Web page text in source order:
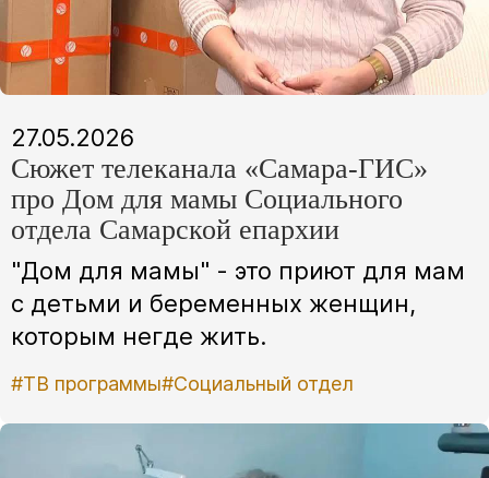
27.05.2026
Сюжет телеканала «Самара-ГИС»
про Дом для мамы Социального
отдела Самарской епархии
"Дом для мамы" - это приют для мам
с детьми и беременных женщин,
которым негде жить.
#ТВ программы#Социальный отдел